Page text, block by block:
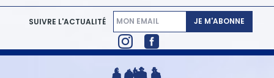
SUIVRE L'ACTUALITÉ JE M'ABONNE